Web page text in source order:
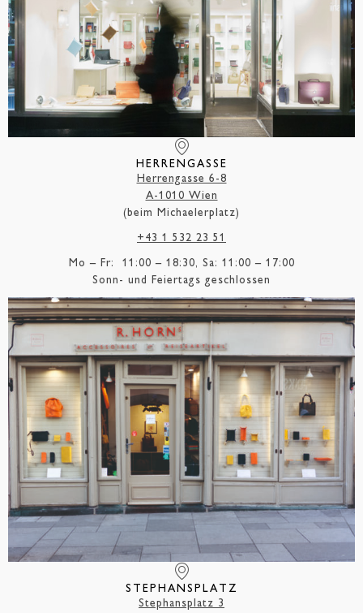
HERRENGASSE
Herrengasse 6-8
A-1010 Wien
(beim Michaelerplatz)
+43 1 532 23 51
Mo – Fr: 11:00 – 18:30, Sa: 11:00 – 17:00
Sonn- und Feiertags geschlossen
STEPHANSPLATZ
Stephansplatz 3